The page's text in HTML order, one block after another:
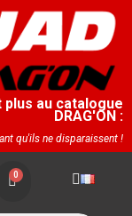
au catalogue
DRAG'ON :
qu'ils ne disparaissent !